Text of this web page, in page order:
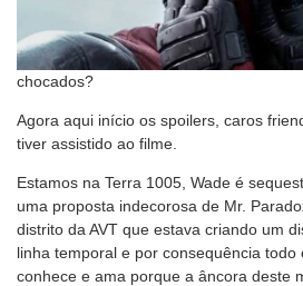
chocados?
Agora aqui início os spoilers, caros
tiver assistido ao filme.
Estamos na Terra 1005, Wade é
uma proposta indecorosa de Mr.
distrito da AVT que estava criando um
linha temporal e por consequência todo
conhece e ama porque a âncora deste